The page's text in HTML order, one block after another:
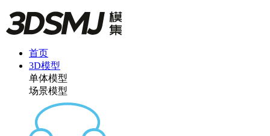
首页
3D模型
单体模型
场景模型